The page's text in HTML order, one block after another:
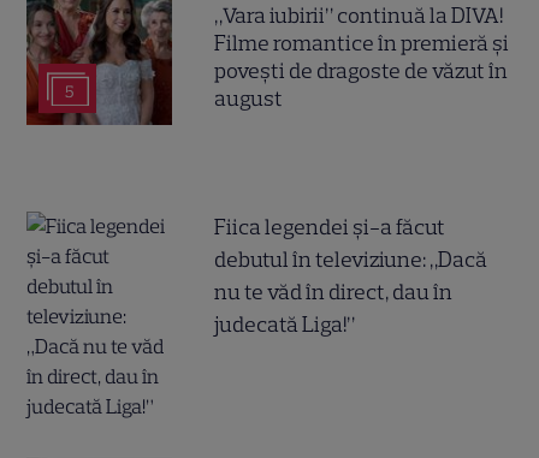
5
„Vara iubirii” continuă la DIVA!
Filme romantice în premieră și
povești de dragoste de văzut în
august
Fiica legendei și-a făcut
debutul în televiziune: „Dacă
nu te văd în direct, dau în
judecată Liga!”